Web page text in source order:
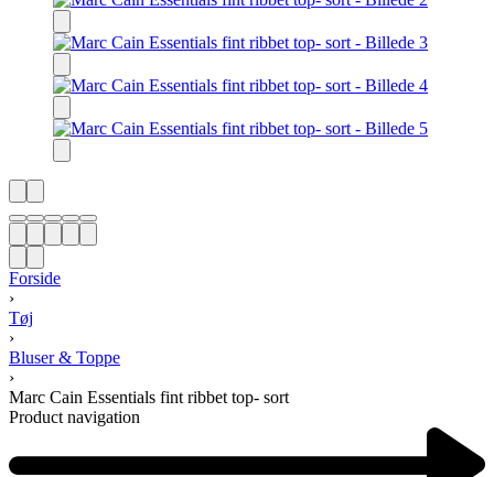
Forside
›
Tøj
›
Bluser & Toppe
›
Marc Cain Essentials fint ribbet top- sort
Product navigation